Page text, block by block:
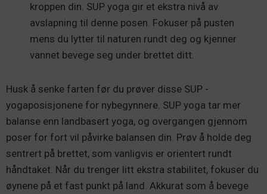
kroppen din. SUP yoga gir et ekstra nivå av
avslapning til denne posen. Fokuser på pusten
mens du lytter til naturen rundt deg og kjenner
vannet bevege seg under brettet ditt.
Husk å senke farten før du prøver disse SUP -
yogaposisjonene for nybegynnere. SUP yoga tar mer
balanse enn landbasert yoga, og overgangen gjennom
poser for fort vil påvirke balansen din. Prøv å holde deg
sentrert på brettet, som vanligvis er orientert rundt
håndtaket. Når du trenger litt ekstra stabilitet, fokuser du
øynene på et fast punkt på land. Akkurat som å bevege